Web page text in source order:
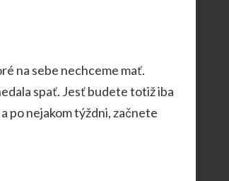
na sebe nechceme mať.
spať. Jesť budete totiž iba
po nejakom týždni, začnete